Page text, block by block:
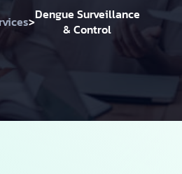
>Dengue Surveillance
& Control